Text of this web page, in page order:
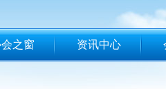
之窗 资讯中心